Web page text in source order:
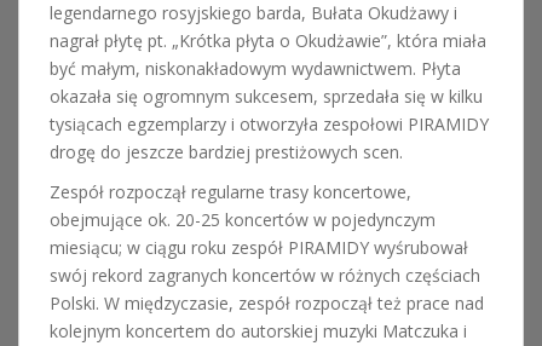
legendarnego rosyjskiego barda, Bułata Okudżawy i
nagrał płytę pt. „Krótka płyta o Okudżawie”, która miała
być małym, niskonakładowym wydawnictwem. Płyta
okazała się ogromnym sukcesem, sprzedała się w kilku
tysiącach egzemplarzy i otworzyła zespołowi PIRAMIDY
drogę do jeszcze bardziej prestiżowych scen.
Zespół rozpoczął regularne trasy koncertowe,
obejmujące ok. 20-25 koncertów w pojedynczym
miesiącu; w ciągu roku zespół PIRAMIDY wyśrubował
swój rekord zagranych koncertów w różnych częściach
Polski. W międzyczasie, zespół rozpoczął też prace nad
kolejnym koncertem do autorskiej muzyki Matczuka i